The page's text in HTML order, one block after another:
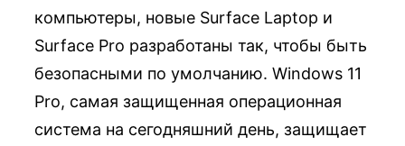
компьютеры, новые Surface Laptop и
Surface Pro разработаны так, чтобы быть
безопасными по умолчанию. Windows 11
Pro, самая защищенная операционная
система на сегодняшний день, защищает